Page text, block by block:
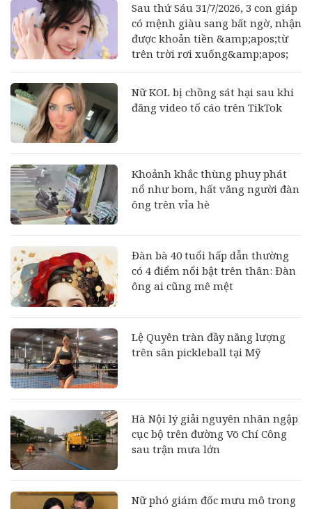
Sau thứ Sáu 31/7/2026, 3 con giáp
có mệnh giàu sang bất ngờ, nhận
được khoản tiền &amp;apos;từ
trên trời rơi xuống&amp;apos;
Nữ KOL bị chồng sát hại sau khi
đăng video tố cáo trên TikTok
Khoảnh khắc thùng phuy phát
nổ như bom, hất văng người đàn
ông trên vỉa hè
Đàn bà 40 tuổi hấp dẫn thường
có 4 điểm nổi bật trên thân: Đàn
ông ai cũng mê mệt
Lệ Quyên tràn đầy năng lượng
trên sân pickleball tại Mỹ
Hà Nội lý giải nguyên nhân ngập
cục bộ trên đường Võ Chí Công
sau trận mưa lớn
Nữ phó giám đốc mưu mô trong